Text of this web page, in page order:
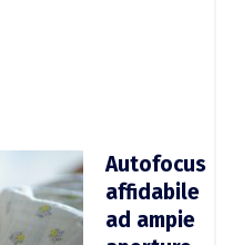
Autofocus
affidabile
ad ampie